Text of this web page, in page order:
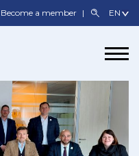
Become a member